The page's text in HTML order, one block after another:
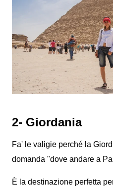
2- Giordania
Fa' le valigie perché la
domanda "dove andare a
È la destinazione perfetta